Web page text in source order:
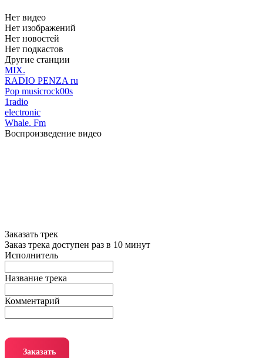
Нет видео
Нет изображений
Нет новостей
Нет подкастов
Другие станции
MIX.
RADIO PENZA ru
Pop musicrock00s
1radio
electronic
Whale. Fm
Воспроизведение видео
Заказать трек
Заказ трека доступен раз в 10 минут
Исполнитель
Название трека
Комментарий
Заказать